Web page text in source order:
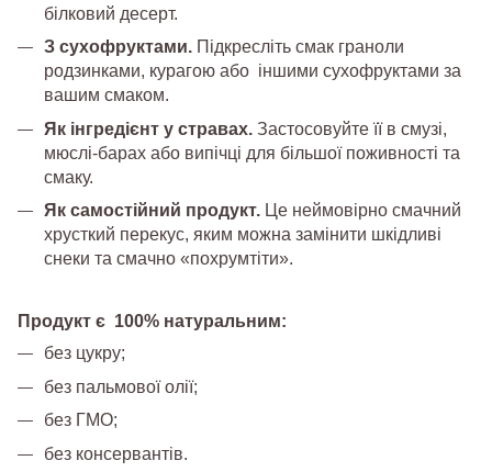
білковий десерт.
З сухофруктами. Підкресліть смак граноли
родзинками, курагою або іншими сухофруктами за
вашим смаком.
Як інгредієнт у стравах. Застосовуйте її в смузі,
мюслі-барах або випічці для більшої поживності та
смаку.
Як самостійний продукт. Це неймовірно смачний
хрусткий перекус, яким можна замінити шкідливі
снеки та смачно «похрумтіти».
Продукт є 100% натуральним:
без цукру;
без пальмової олії;
без ГМО;
без консервантів.